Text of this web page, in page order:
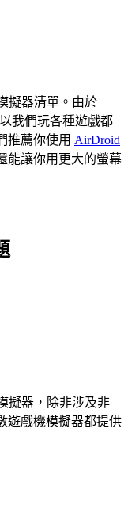
擬器清單。由於
我們玩各種遊戲都
推薦你使用 AirDroid
能讓你用更大的螢幕
擬器，除非涉及非
遊戲機模擬器都提供